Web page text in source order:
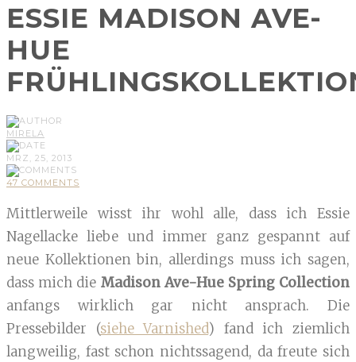
ESSIE MADISON AVE-
HUE
MIRELA
MRZ, 25, 2013
47 COMMENTS
Mittlerweile wisst ihr wohl alle, dass ich Essie
Nagellacke liebe und immer ganz gespannt auf
neue Kollektionen bin, allerdings muss ich sagen,
dass mich die Madison Ave-Hue Spring Collection
anfangs wirklich gar nicht ansprach. Die
Pressebilder (siehe Varnished) fand ich ziemlich
langweilig, fast schon nichtssagend, da freute sich